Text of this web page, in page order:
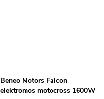
Beneo Motors Falcon
elektromos motocross 1600W